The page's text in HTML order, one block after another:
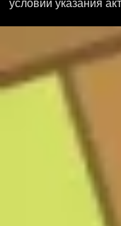
условии указания